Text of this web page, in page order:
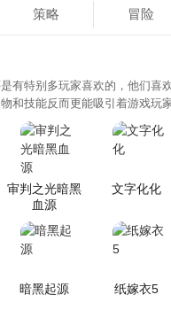
策略 冒险
有特别多玩家喜欢的，他们喜
和技能反而更能吸引着游戏玩
审判之光暗黑
血源
文字化化
暗黑起源 纸嫁衣5